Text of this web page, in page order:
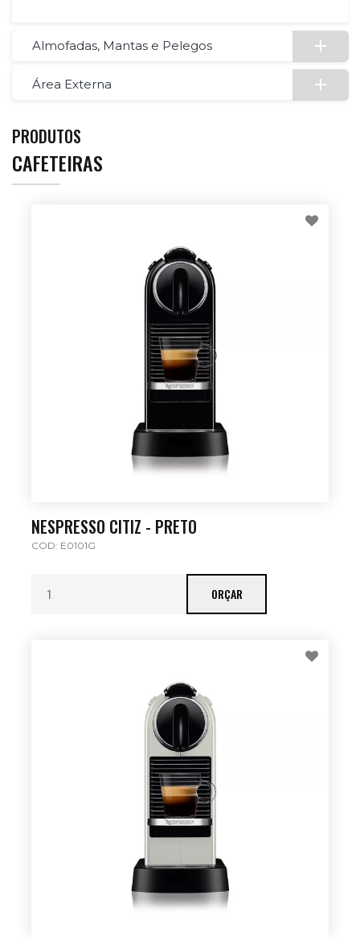
Almofadas, Mantas e Pelegos
Área Externa
PRODUTOS
CAFETEIRAS
NESPRESSO CITIZ - PRETO
COD: E0101G
ORÇAR